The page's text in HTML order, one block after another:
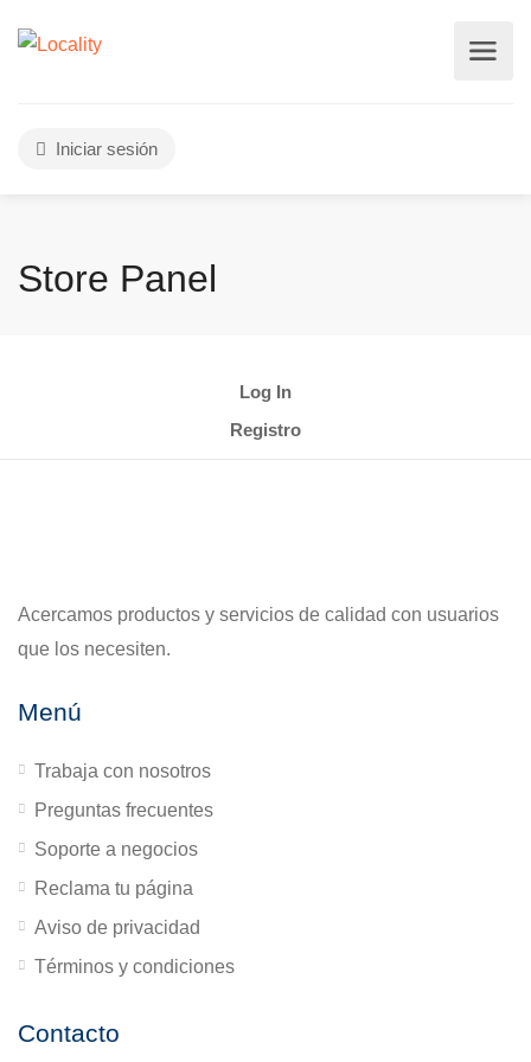
Iniciar sesión
Store Panel
Log In
Registro
Acercamos productos y servicios de calidad con usuarios
que los necesiten.
Menú
Trabaja con nosotros
Preguntas frecuentes
Soporte a negocios
Reclama tu página
Aviso de privacidad
Términos y condiciones
Contacto